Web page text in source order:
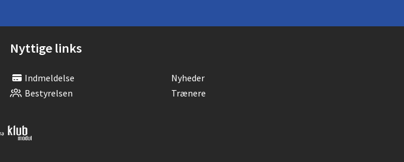
Nyttige links
Indmeldelse
Nyheder
Bestyrelsen
Trænere